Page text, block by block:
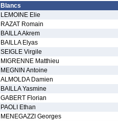
Blancs
LEMOINE Elie
RAZAT Romain
BAILLA Akrem
BAILLA Elyas
SEIGLE Virgile
MIGRENNE Matthieu
MEGNIN Antoine
ALMOLDA Damien
BAILLA Yasmine
GABERT Florian
PAOLI Ethan
MENEGAZZI Georges